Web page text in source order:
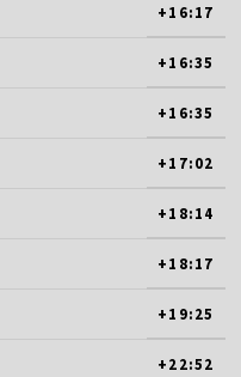
+16:17
+16:35
+16:35
+17:02
+18:14
+18:17
+19:25
+22:52